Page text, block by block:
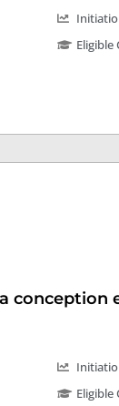
Eligible
conception
Eligible